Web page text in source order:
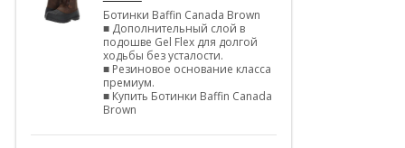
Ботинки Baffin Canada Brown
■ Дополнительный слой в
подошве Gel Flex для долгой
ходьбы без усталости.
■ Резиновое основание класса
премиум.
■ Купить Ботинки Baffin Canada
Brown